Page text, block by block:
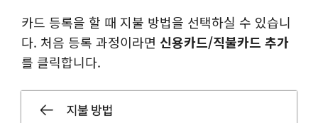
카드 등록을 할 때 지불 방법을 선택하실 수 있습니
다. 처음 등록 과정이라면 신용카드/직불카드 추가
를 클릭합니다.